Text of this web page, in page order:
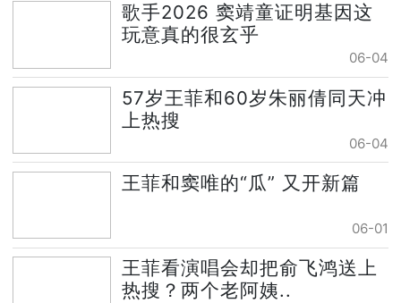
歌手2026 窦靖童证明基因这
玩意真的很玄乎
06-04
57岁王菲和60岁朱丽倩同天冲
上热搜
06-04
王菲和窦唯的“瓜” 又开新篇
06-01
王菲看演唱会却把俞飞鸿送上
热搜？两个老阿姨..